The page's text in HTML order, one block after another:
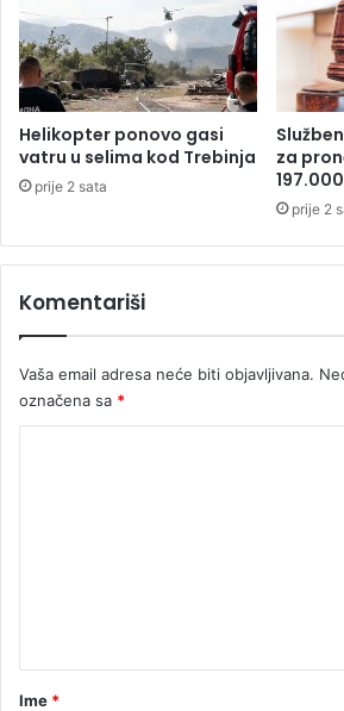
o
s
i
o
a
r
t
o
a
u
d
o
b
i
o
o
d
B
o
t
o
Helikopter ponovo gasi
vatru u selima kod Trebinja
prije 2 sata
za
prije 2
Komentariši
Vaša email adresa neće biti objavljivana.
označena sa *
rIme *